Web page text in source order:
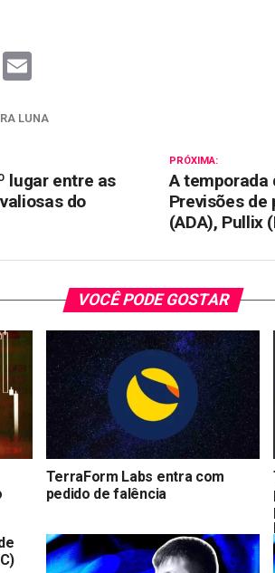
Reddit
LUNA
PRÓXIMA:
A temporada
Previsões de
(ADA), Pullix
lugar entre as
do
VOCÊ PODE GOSTAR
TerraForm Labs entra com
pedido de falência